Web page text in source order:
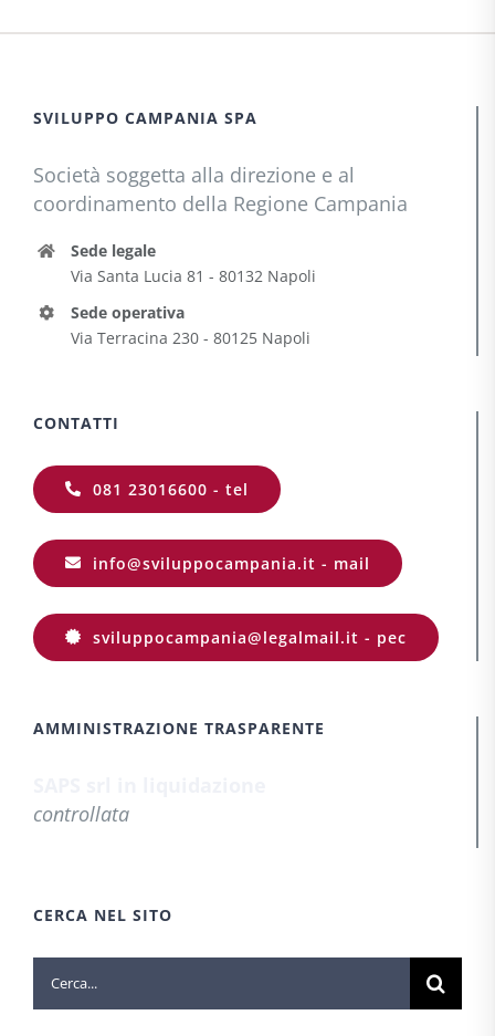
SVILUPPO CAMPANIA SPA
Società soggetta alla direzione e al
coordinamento della Regione Campania
Sede legale
Via Santa Lucia 81 - 80132 Napoli
Sede operativa
Via Terracina 230 - 80125 Napoli
CONTATTI
081 23016600 - tel
info@sviluppocampania.it - mail
sviluppocampania@legalmail.it - pec
AMMINISTRAZIONE TRASPARENTE
controllata
CERCA NEL SITO